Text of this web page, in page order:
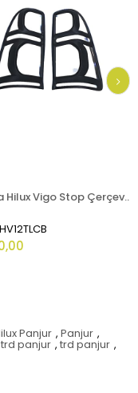
Toyota Hilux Vigo Stop Çerçeve Seti Siyah 2012-2014
Panjur , Panjur ,
trd panjur , trd panjur ,